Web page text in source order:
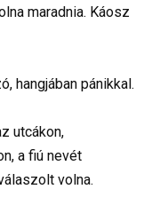
maradnia. Káosz
hangjában pánikkal.
utcákon,
a fiú nevét
volna.